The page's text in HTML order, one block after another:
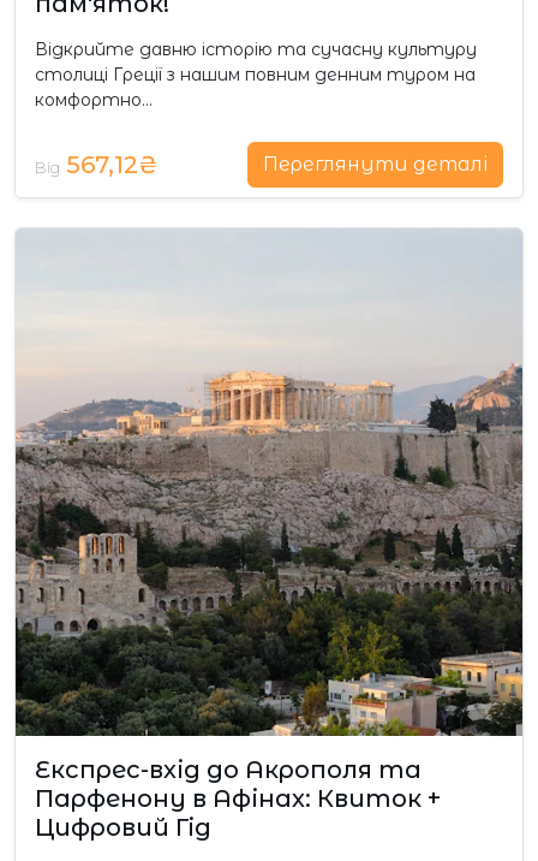
Відкрийте давню історію та сучасну культуру
столиці Греції з нашим повним денним туром на
комфортно…
Від 567,12₴ Переглянути деталі
Експрес-вхід до Акрополя та
Парфенону в Афінах: Квиток +
Цифровий Гід